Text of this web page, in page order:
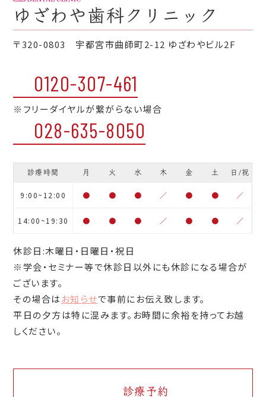
〒320-0803 宇都宮市曲師町2-12 ゆざわやビル2F
0120-307-461
※フリーダイヤルが繋がらない場合
028-635-8050
診療時間 月 火 水 木 金 土 日/祝
9:00~12:00 ● ● ● ／ ● ● ／
14:00~19:30 ● ● ● ／ ● ● ／
休診日:木曜日・日曜日・祝日
※学会・セミナー等で休診日以外にも休診になる場合が
ございます。
その場合は お知らせで事前にお伝え致します。
平日の夕方は特に混みます。お時間に余裕を持ってお越
しください。
診療予約